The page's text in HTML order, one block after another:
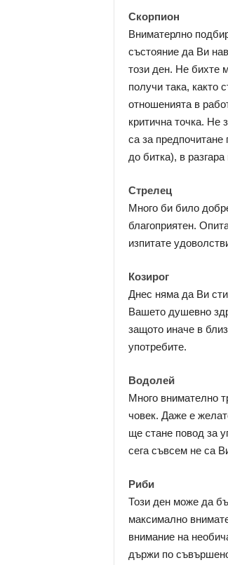
Скорпион
Вниматерлно
състояние да Ви
този ден. Не бихте
получи така, както
отношенията в
критична точка. Не
са за
до битка), в
Стрелец
Много би било
благоприятен.
изпитате
Козирог
Днес няма да Ви
Вашето душевно
защото иначе в
употребите.
Водолей
Много внимателно
човек. Даже е
ще стане повод за
сега съвсем не са
Риби
Този ден може да
максимално
внимание на
държи по